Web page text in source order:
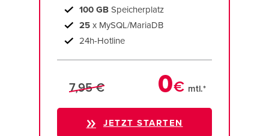
100 GB Speicherplatz
25 x MySQL/MariaDB
24h-Hotline
7,95 € 0€ mtl.*
JETZT STARTEN